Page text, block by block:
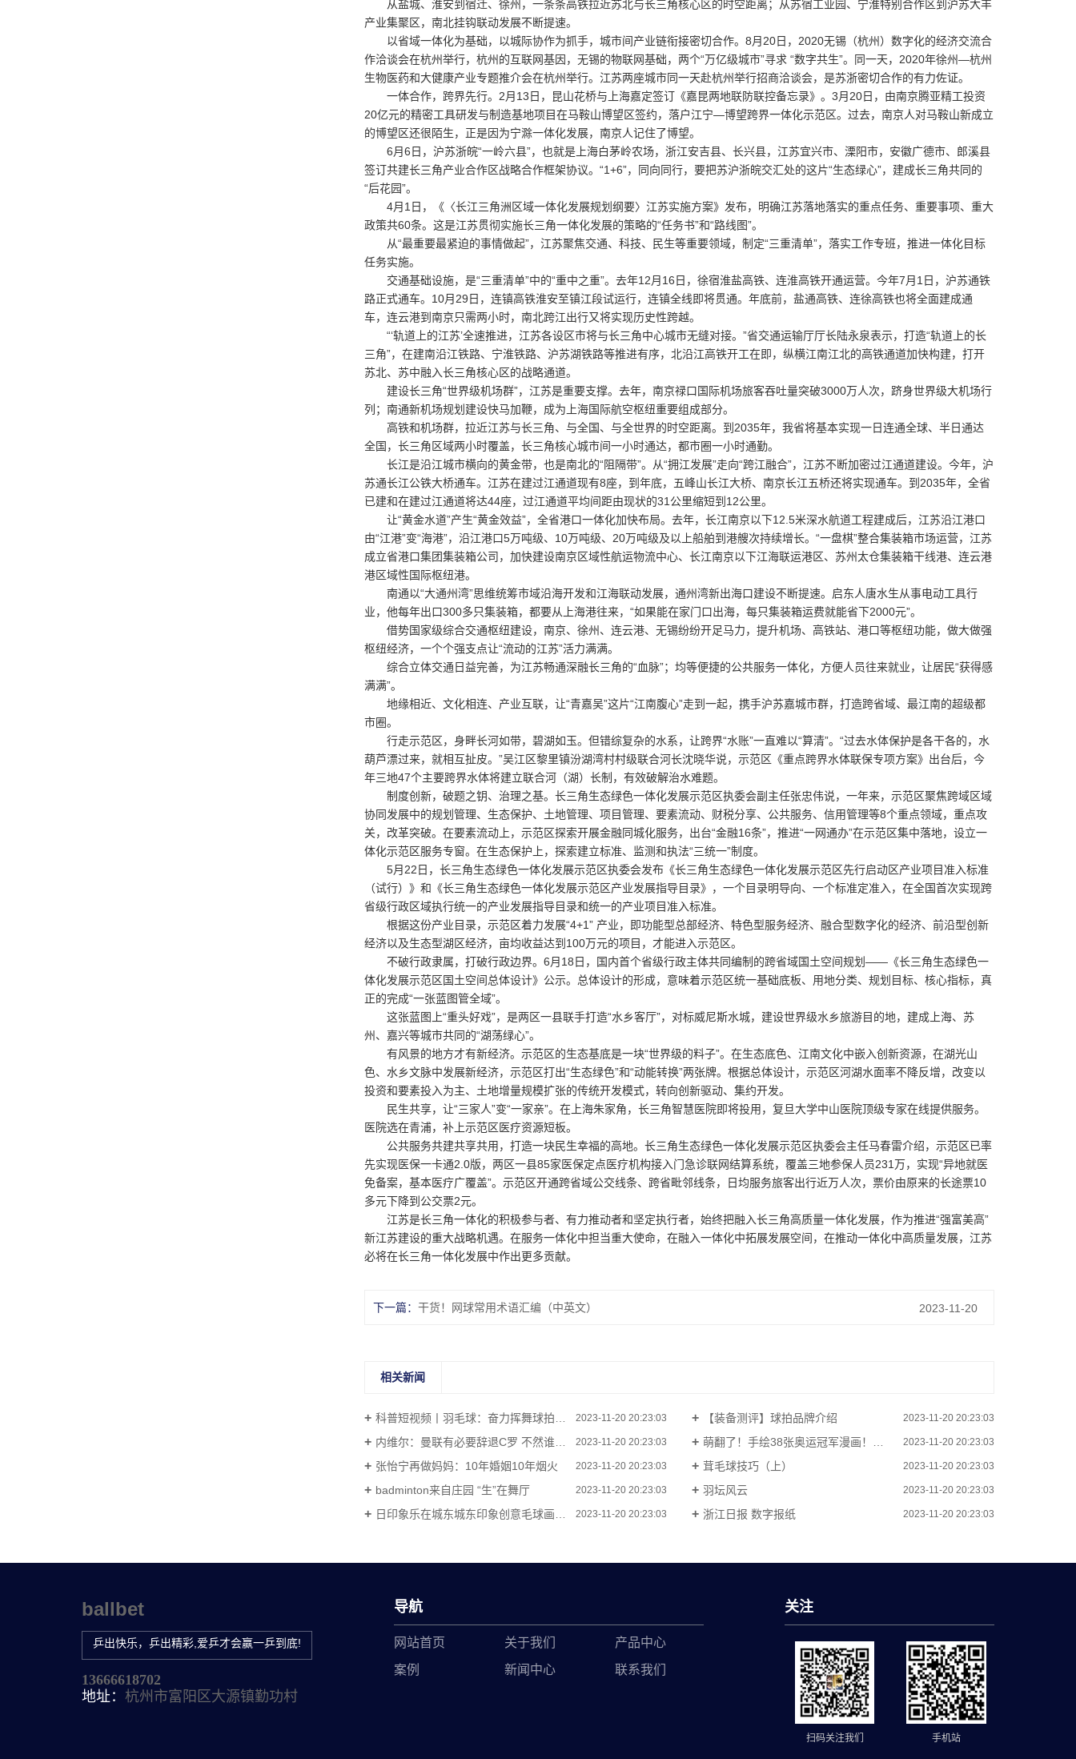
从盐城、淮安到宿迁、徐州，一条条高铁拉近苏北与长三角核心区的时空距离；从苏宿工业园、宁淮特别合作区到沪苏大丰
产业集聚区，南北挂钩联动发展不断提速。
以省域一体化为基础，以城际协作为抓手，城市间产业链衔接密切合作。8月20日，2020无锡（杭州）数字化的经济交流合
作洽谈会在杭州举行，杭州的互联网基因，无锡的物联网基础，两个“万亿级城市”寻求 “数字共生”。同一天，2020年徐州—杭州
生物医药和大健康产业专题推介会在杭州举行。江苏两座城市同一天赴杭州举行招商洽谈会，是苏浙密切合作的有力佐证。
一体合作，跨界先行。2月13日，昆山花桥与上海嘉定签订《嘉昆两地联防联控备忘录》。3月20日，由南京腾亚精工投资
20亿元的精密工具研发与制造基地项目在马鞍山博望区签约，落户江宁—博望跨界一体化示范区。过去，南京人对马鞍山新成立
的博望区还很陌生，正是因为宁滁一体化发展，南京人记住了博望。
6月6日，沪苏浙皖“一岭六县”，也就是上海白茅岭农场，浙江安吉县、长兴县，江苏宜兴市、溧阳市，安徽广德市、郎溪县
签订共建长三角产业合作区战略合作框架协议。“1+6”，同向同行，要把苏沪浙皖交汇处的这片“生态绿心”，建成长三角共同的
“后花园”。
4月1日，《〈长江三角洲区域一体化发展规划纲要〉江苏实施方案》发布，明确江苏落地落实的重点任务、重要事项、重大
政策共60条。这是江苏贯彻实施长三角一体化发展的策略的“任务书”和“路线图”。
从“最重要最紧迫的事情做起”，江苏聚焦交通、科技、民生等重要领域，制定“三重清单”，落实工作专班，推进一体化目标
任务实施。
交通基础设施，是“三重清单”中的“重中之重”。去年12月16日，徐宿淮盐高铁、连淮高铁开通运营。今年7月1日，沪苏通铁
路正式通车。10月29日，连镇高铁淮安至镇江段试运行，连镇全线即将贯通。年底前，盐通高铁、连徐高铁也将全面建成通
车，连云港到南京只需两小时，南北跨江出行又将实现历史性跨越。
“‘轨道上的江苏’全速推进，江苏各设区市将与长三角中心城市无缝对接。”省交通运输厅厅长陆永泉表示，打造“轨道上的长
三角”，在建南沿江铁路、宁淮铁路、沪苏湖铁路等推进有序，北沿江高铁开工在即，纵横江南江北的高铁通道加快构建，打开
苏北、苏中融入长三角核心区的战略通道。
建设长三角“世界级机场群”，江苏是重要支撑。去年，南京禄口国际机场旅客吞吐量突破3000万人次，跻身世界级大机场行
列；南通新机场规划建设快马加鞭，成为上海国际航空枢纽重要组成部分。
高铁和机场群，拉近江苏与长三角、与全国、与全世界的时空距离。到2035年，我省将基本实现一日连通全球、半日通达
全国，长三角区域两小时覆盖，长三角核心城市间一小时通达，都市圈一小时通勤。
长江是沿江城市横向的黄金带，也是南北的“阻隔带”。从“拥江发展”走向“跨江融合”，江苏不断加密过江通道建设。今年，沪
苏通长江公铁大桥通车。江苏在建过江通道现有8座，到年底，五峰山长江大桥、南京长江五桥还将实现通车。到2035年，全省
已建和在建过江通道将达44座，过江通道平均间距由现状的31公里缩短到12公里。
让“黄金水道”产生“黄金效益”，全省港口一体化加快布局。去年，长江南京以下12.5米深水航道工程建成后，江苏沿江港口
由“江港”变“海港”，沿江港口5万吨级、10万吨级、20万吨级及以上船舶到港艘次持续增长。“一盘棋”整合集装箱市场运营，江苏
成立省港口集团集装箱公司，加快建设南京区域性航运物流中心、长江南京以下江海联运港区、苏州太仓集装箱干线港、连云港
港区域性国际枢纽港。
南通以“大通州湾”思维统筹市域沿海开发和江海联动发展，通州湾新出海口建设不断提速。启东人唐水生从事电动工具行
业，他每年出口300多只集装箱，都要从上海港往来，“如果能在家门口出海，每只集装箱运费就能省下2000元”。
借势国家级综合交通枢纽建设，南京、徐州、连云港、无锡纷纷开足马力，提升机场、高铁站、港口等枢纽功能，做大做强
枢纽经济，一个个强支点让“流动的江苏”活力满满。
综合立体交通日益完善，为江苏畅通深融长三角的“血脉”；均等便捷的公共服务一体化，方便人员往来就业，让居民“获得感
满满”。
地缘相近、文化相连、产业互联，让“青嘉吴”这片“江南腹心”走到一起，携手沪苏嘉城市群，打造跨省域、最江南的超级都
市圈。
行走示范区，身畔长河如带，碧湖如玉。但错综复杂的水系，让跨界“水账”一直难以“算清”。“过去水体保护是各干各的，水
葫芦漂过来，就相互扯皮。”吴江区黎里镇汾湖湾村村级联合河长沈晓华说，示范区《重点跨界水体联保专项方案》出台后，今
年三地47个主要跨界水体将建立联合河（湖）长制，有效破解治水难题。
制度创新，破题之钥、治理之基。长三角生态绿色一体化发展示范区执委会副主任张忠伟说，一年来，示范区聚焦跨域区域
协同发展中的规划管理、生态保护、土地管理、项目管理、要素流动、财税分享、公共服务、信用管理等8个重点领域，重点攻
关，改革突破。在要素流动上，示范区探索开展金融同城化服务，出台“金融16条”，推进“一网通办”在示范区集中落地，设立一
体化示范区服务专窗。在生态保护上，探索建立标准、监测和执法“三统一”制度。
5月22日，长三角生态绿色一体化发展示范区执委会发布《长三角生态绿色一体化发展示范区先行启动区产业项目准入标准
（试行）》和《长三角生态绿色一体化发展示范区产业发展指导目录》，一个目录明导向、一个标准定准入，在全国首次实现跨
省级行政区域执行统一的产业发展指导目录和统一的产业项目准入标准。
根据这份产业目录，示范区着力发展“4+1” 产业，即功能型总部经济、特色型服务经济、融合型数字化的经济、前沿型创新
经济以及生态型湖区经济，亩均收益达到100万元的项目，才能进入示范区。
不破行政隶属，打破行政边界。6月18日，国内首个省级行政主体共同编制的跨省域国土空间规划——《长三角生态绿色一
体化发展示范区国土空间总体设计》公示。总体设计的形成，意味着示范区统一基础底板、用地分类、规划目标、核心指标，真
正的完成“一张蓝图管全域”。
这张蓝图上“重头好戏”，是两区一县联手打造“水乡客厅”，对标威尼斯水城，建设世界级水乡旅游目的地，建成上海、苏
州、嘉兴等城市共同的“湖荡绿心”。
有风景的地方才有新经济。示范区的生态基底是一块“世界级的料子”。在生态底色、江南文化中嵌入创新资源，在湖光山
色、水乡文脉中发展新经济，示范区打出“生态绿色”和“动能转换”两张牌。根据总体设计，示范区河湖水面率不降反增，改变以
投资和要素投入为主、土地增量规模扩张的传统开发模式，转向创新驱动、集约开发。
民生共享，让“三家人”变“一家亲”。在上海朱家角，长三角智慧医院即将投用，复旦大学中山医院顶级专家在线提供服务。
医院选在青浦，补上示范区医疗资源短板。
公共服务共建共享共用，打造一块民生幸福的高地。长三角生态绿色一体化发展示范区执委会主任马春雷介绍，示范区已率
先实现医保一卡通2.0版，两区一县85家医保定点医疗机构接入门急诊联网结算系统，覆盖三地参保人员231万，实现“异地就医
免备案，基本医疗广覆盖”。示范区开通跨省域公交线条、跨省毗邻线条，日均服务旅客出行近万人次，票价由原来的长途票10
多元下降到公交票2元。
江苏是长三角一体化的积极参与者、有力推动者和坚定执行者，始终把融入长三角高质量一体化发展，作为推进“强富美高”
新江苏建设的重大战略机遇。在服务一体化中担当重大使命，在融入一体化中拓展发展空间，在推动一体化中高质量发展，江苏
必将在长三角一体化发展中作出更多贡献。
下一篇： 干货！网球常用术语汇编（中英文） 2023-11-20
相关新闻
科普短视频丨羽毛球：奋力挥舞球拍 画出属于自身个人的生命彩虹 2023-11-20 20:23:03 【装备测评】球拍品牌介绍 2023-11-20 20:23:03
内维尔：曼联有必要辞退C罗 不然谁都能这样炮轰球队 2023-11-20 20:23:03 萌翻了！手绘38张奥运冠军漫画！网友直呼“妙啊”！ 2023-11-20 20:23:03
张怡宁再做妈妈：10年婚姻10年烟火 2023-11-20 20:23:03 茸毛球技巧（上） 2023-11-20 20:23:03
badminton来自庄园 “生”在舞厅 2023-11-20 20:23:03 羽坛风云 2023-11-20 20:23:03
日印象乐在城东城东印象创意毛球画DIY欢乐开启!-九-毛球画 2023-11-20 20:23:03 浙江日报 数字报纸 2023-11-20 20:23:03
ballbet
乒出快乐，乒出精彩,爱乒才会赢一乒到底!
13666618702
地址： 杭州市富阳区大源镇勤功村
导航
网站首页 关于我们
产品中心
案例
新闻中心 联系我们
关注
扫码关注我们 手机站